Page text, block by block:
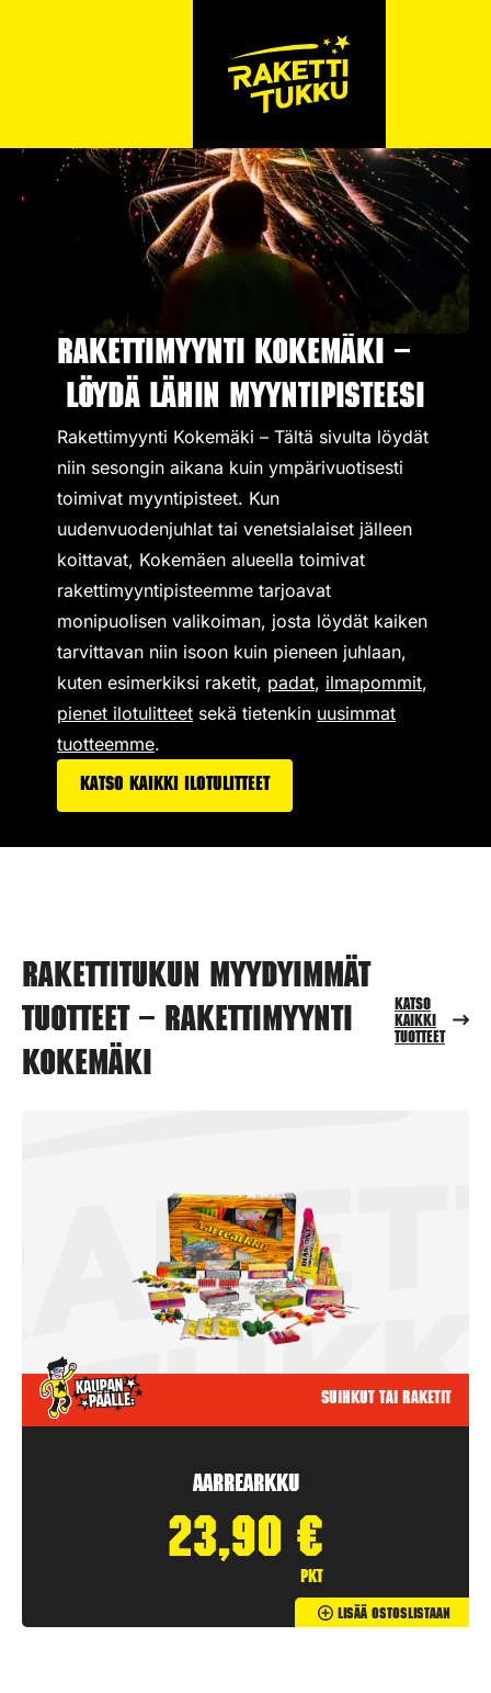
Rakettimyynti Kokemäki –
Löydä lähin myyntipisteesi
Rakettimyynti Kokemäki – Tältä sivulta löydät
niin sesongin aikana kuin ympärivuotisesti
toimivat myyntipisteet. Kun
uudenvuodenjuhlat tai venetsialaiset jälleen
koittavat, Kokemäen alueella toimivat
rakettimyyntipisteemme tarjoavat
monipuolisen valikoiman, josta löydät kaiken
tarvittavan niin isoon kuin pieneen juhlaan,
kuten esimerkiksi raketit, padat, ilmapommit,
pienet ilotulitteet sekä tietenkin uusimmat
tuotteemme.
Katso kaikki ilotulitteet
Rakettitukun myydyimmät
tuotteet – Rakettimyynti
Kokemäki
Katso
kaikki
tuotteet
Suihkut tai raketit
Aarrearkku
23,90 €
pkt
Lisää Ostoslistaan